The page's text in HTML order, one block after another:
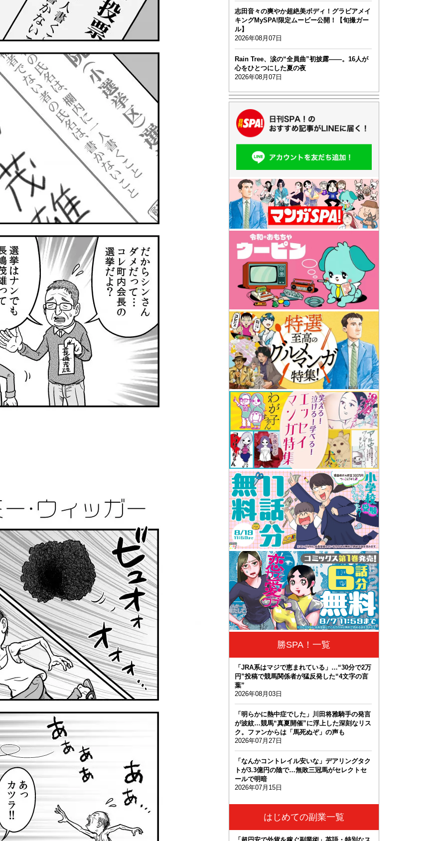
志田音々の爽やか超絶美ボディ！グラビアメイ
キングMySPA!限定ムービー公開！【旬撮ガー
ル】
2026年08月07日
Rain Tree、涙の“全員曲”初披露――。16人が
心をひとつにした夏の夜
2026年08月07日
勝SPA！一覧
「JRA系はマジで恵まれている」…“30分で2万
円”投稿で競馬関係者が猛反発した“4文字の言
葉”
2026年08月03日
「明らかに熱中症でした」川田将雅騎手の発言
が波紋…競馬“真夏開催”に浮上した深刻なリス
ク。ファンからは「馬死ぬぞ」の声も
2026年07月27日
「なんかコントレイル安いな」デアリングタク
トが3.3億円の陰で…無敗三冠馬がセレクトセ
ールで明暗
2026年07月15日
はじめての副業一覧